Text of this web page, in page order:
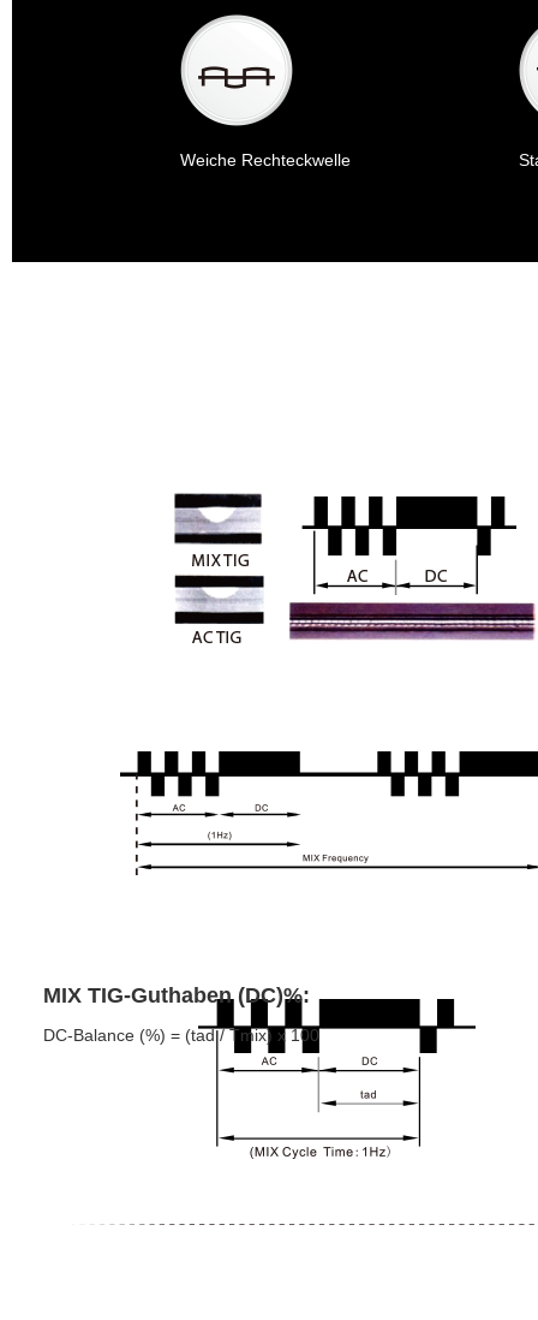
Weiche Rechteckwelle
MIX TIG-Guthaben (DC)%:
DC-Balance (%) = (tad / Tmix) x 100